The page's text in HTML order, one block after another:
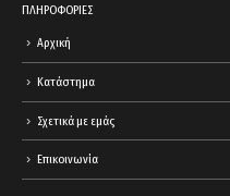
ΠΛΗΡΟΦΟΡΙΕΣ
Αρχική
Κατάστημα
Σχετικά με εμάς
Επικοινωνία